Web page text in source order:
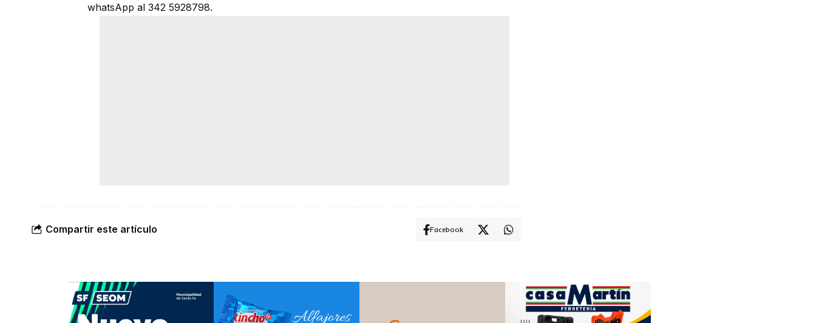
whatsApp al 342 5928798.
Compartir este artículo Facebook